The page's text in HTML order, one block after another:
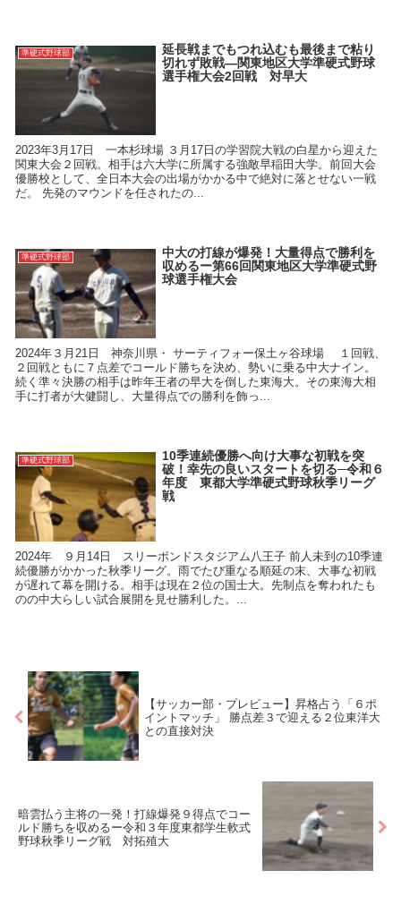
準硬式野球部
延長戦までもつれ込むも最後まで粘り
切れず敗戦―関東地区大学準硬式野球
選手権大会2回戦 対早大
2023年3月17日 一本杉球場 ３月17日の学習院大戦の白星から迎えた
関東大会２回戦。相手は六大学に所属する強敵早稲田大学。前回大会
優勝校として、全日本大会の出場がかかる中で絶対に落とせない一戦
だ。 先発のマウンドを任されたの...
準硬式野球部
中大の打線が爆発！大量得点で勝利を
収めるー第66回関東地区大学準硬式野
球選手権大会
2024年３月21日 神奈川県・ サーティフォー保土ヶ谷球場 １回戦、
２回戦ともに７点差でコールド勝ちを決め、勢いに乗る中大ナイン。
続く準々決勝の相手は昨年王者の早大を倒した東海大。その東海大相
手に打者が大健闘し、大量得点での勝利を飾っ...
準硬式野球部
10季連続優勝へ向け大事な初戦を突
破！幸先の良いスタートを切る─令和６
年度 東都大学準硬式野球秋季リーグ
戦
2024年 ９月14日 スリーボンドスタジアム八王子 前人未到の10季連
続優勝がかかった秋季リーグ。雨でたび重なる順延の末、大事な初戦
が遅れて幕を開ける。相手は現在２位の国士大。先制点を奪われたも
のの中大らしい試合展開を見せ勝利した。...
【サッカー部・プレビュー】昇格占う「６ポ
イントマッチ」 勝点差３で迎える２位東洋大
との直接対決
暗雲払う主将の一発！打線爆発９得点でコー
ルド勝ちを収めるー令和３年度東都学生軟式
野球秋季リーグ戦 対拓殖大